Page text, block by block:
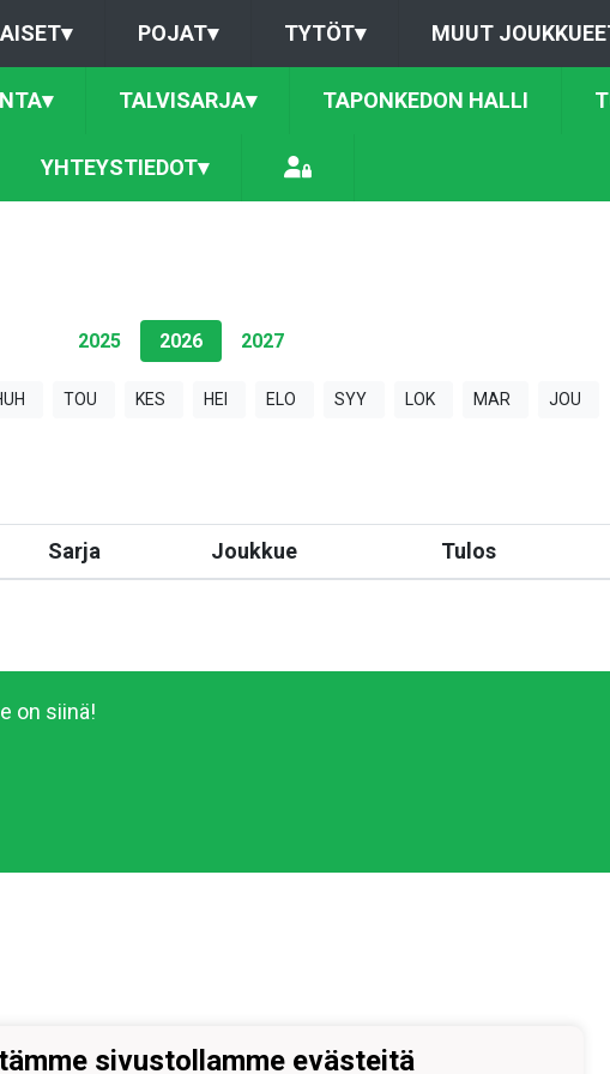
▾ POJAT▾ TYTÖT▾ MUUT
▾ TALVISARJA▾ TAPONKEDON HALLI
YHTEYSTIEDOT▾
2025 2026 2027
TOU KES HEI ELO SYY LOK MAR JOU
Sarja Joukkue Tulos
on siinä!
sivustollamme evästeitä